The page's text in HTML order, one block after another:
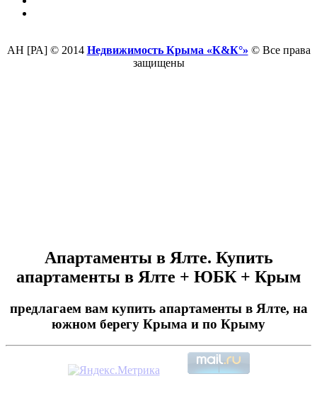
АН [РА] © 2014 Недвижимость Крыма «К&К°» © Все права
защищены
Апартаменты в Ялте. Купить
апартаменты в Ялте + ЮБК + Крым
предлагаем вам купить апартаменты в Ялте, на
южном берегу Крыма и по Крыму